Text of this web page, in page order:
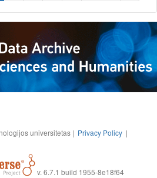
universitetas | Privacy Policy |
v. 6.7.1 build 1955-8e18f64